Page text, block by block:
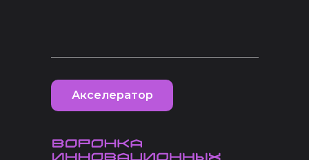
Акселератор